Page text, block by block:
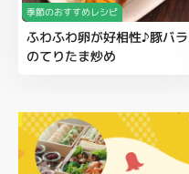
季節のおすすめレシピ
ふわふわ卵が好相性♪豚バラ
のてりたま炒め